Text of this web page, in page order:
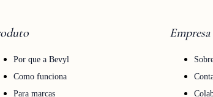
Por que a Bevyl
Como funciona
Para marcas
Empresa